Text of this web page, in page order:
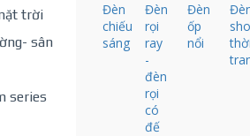
trời
sân
series
Đèn
chiếu
sáng
Đèn
rọi
ray
-
đèn
rọi
có
đế
Đèn
ốp
nổi